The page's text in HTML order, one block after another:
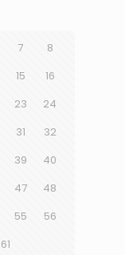
7
8
15
16
23
24
31
32
39
40
47
48
55
56
61